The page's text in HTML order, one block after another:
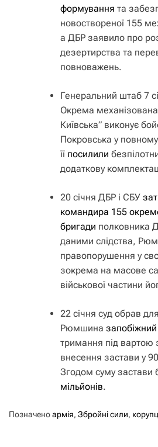
формування та
новоствореної 155
а ДБР заявило про
дезертирства та
повноважень.
Генеральний штаб 7
Окрема
Київська” виконує
Покровська у повному
її посилили
додаткову
20 січня ДБР і СБУ
командира 155
бригади полковника
даними слідства,
правопорушення у
зокрема на масове
військової частини
22 січня суд обрав для
Рюмшина запобіжний
тримання під вартою
внесення застави у
Згодом суму
мільйонів.
Позначеноармія, Збройні сили,